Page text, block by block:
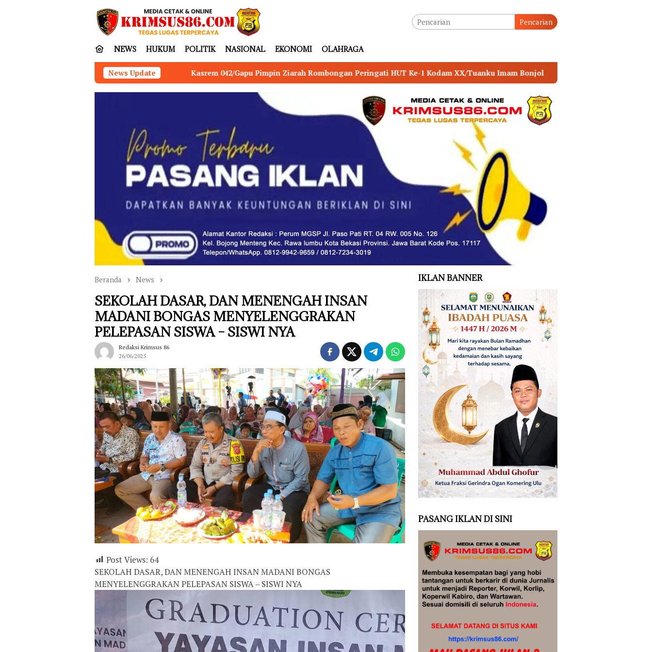
Pencarian
NEWS HUKUM POLITIK NASIONAL EKONOMI OLAHRAGA
News Update
Kasrem 042/Gapu Pimpin Ziarah Rombongan Peringati HUT Ke-1 Kodam XX/Tuanku Imam Bonjol POLSEK MUARA SABAK TIMUR PERKUAT SINERGI
Beranda News
SEKOLAH DASAR, DAN MENENGAH INSAN
MADANI BONGAS MENYELENGGRAKAN
PELEPASAN SISWA – SISWI NYA
Redaksi Krimsus 86
26/06/2025
Post Views: 64
SEKOLAH DASAR, DAN MENENGAH INSAN MADANI BONGAS
MENYELENGGRAKAN PELEPASAN SISWA – SISWI NYA
IKLAN BANNER
PASANG IKLAN DI SINI